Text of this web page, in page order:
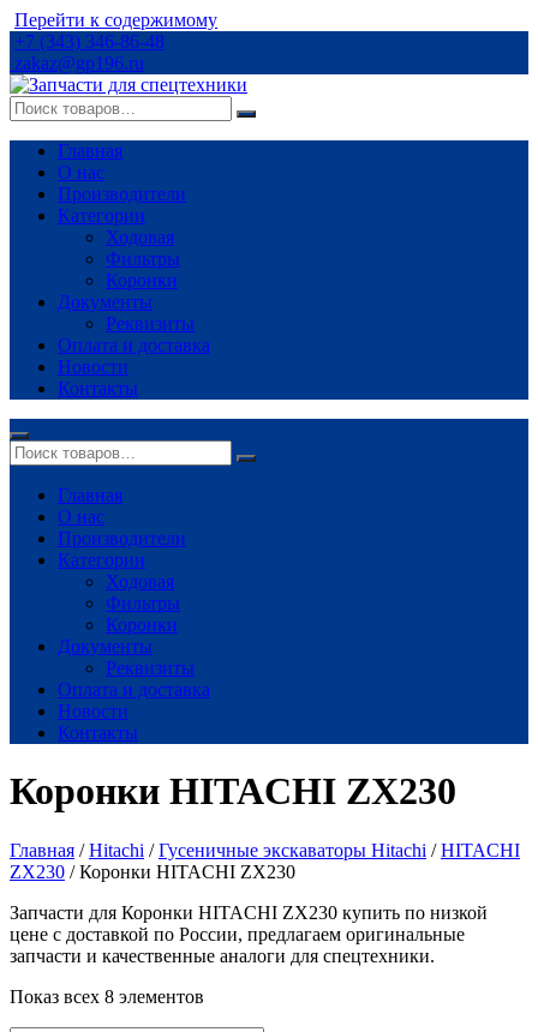
Перейти к содержимому
+7 (343) 346-86-48
zakaz@gp196.ru
Главная
О нас
Производители
Категории
Ходовая
Фильтры
Коронки
Документы
Реквизиты
Оплата и доставка
Новости
Контакты
Главная
О нас
Производители
Категории
Ходовая
Фильтры
Коронки
Документы
Реквизиты
Оплата и доставка
Новости
Контакты
Коронки HITACHI ZX230
Главная /Hitachi /Гусеничные экскаваторы Hitachi /HITACHI
ZX230 / Коронки HITACHI ZX230
Запчасти для Коронки HITACHI ZX230 купить по низкой
цене с доставкой по России, предлагаем оригинальные
запчасти и качественные аналоги для спецтехники.
Показ всех 8 элементов